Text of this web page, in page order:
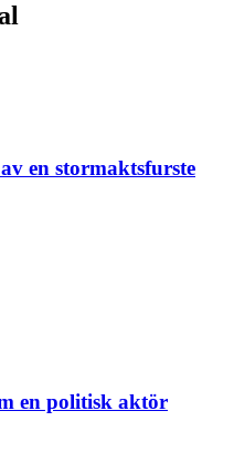
en stormaktsfurste
en politisk aktör